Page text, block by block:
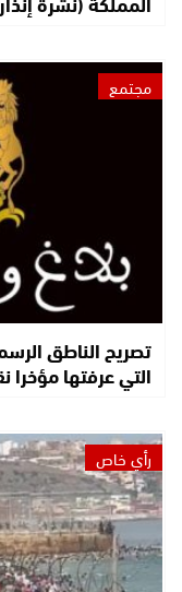
مجتمع
تصريح الناطق
التي عرفتها مؤخرا
رأي خاص